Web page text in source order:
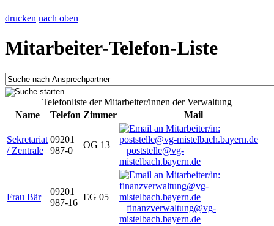
drucken nach oben
Mitarbeiter-Telefon-Liste
Telefonliste der Mitarbeiter/innen der Verwaltung
Name
Telefon Zimmer Mail
Sekretariat
/ Zentrale
09201
987-0
OG 13
poststelle@vg-
mistelbach.bayern.de
Frau Bär
09201
987-16
EG 05
finanzverwaltung@vg-
mistelbach.bayern.de